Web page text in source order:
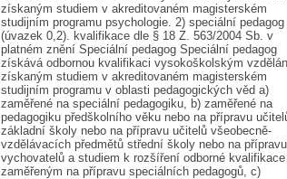
získaným studiem v akreditovaném magisterském
studijním programu psychologie. 2) speciální pedagog
(úvazek 0,2). kvalifikace dle § 18 Z. 563/2004 Sb. v
platném znění Speciální pedagog Speciální pedagog
získává odbornou kvalifikaci vysokoškolským
získaným studiem v akreditovaném magisterském
studijním programu v oblasti pedagogických věd a)
zaměřené na speciální pedagogiku, b) zaměřené na
pedagogiku předškolního věku nebo na přípravu
základní školy nebo na přípravu učitelů všeobecně-
vzdělávacích předmětů střední školy nebo na přípravu
vychovatelů a studiem k rozšíření odborné kvalifikace
zaměřeným na přípravu speciálních pedagogů, c)